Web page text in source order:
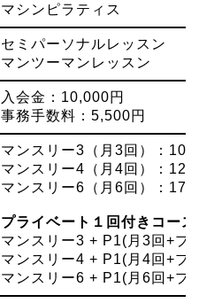
マシンピラティス
セミパーソナルレッスン
マンツーマンレッスン
入会金：10,000円
事務手数料：5,500円
マンスリー3（月3回）：
マンスリー4（月4回）：
マンスリー6（月6回）：
プライベート１回付きコース
マンスリー3 + P1(月3回+プ
マンスリー4 + P1(月4回+プ
マンスリー6 + P1(月6回+プ